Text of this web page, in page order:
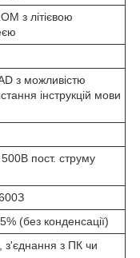
з літієвою
з можливістю
інструкцій мови
пост. струму
0З
(без конденсації)
з'єднання з ПК чи